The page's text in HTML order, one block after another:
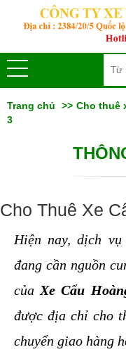
Trang chủ Cho thuê
3
Cho Thuê Xe
Hiện nay, dịch vụ
đang cần nguồn
của Xe Cẩu
được địa chỉ cho
chuyển giao hàng